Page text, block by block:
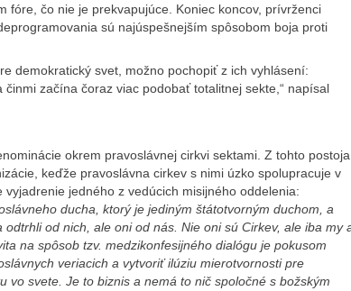
fóre, čo nie je prekvapujúce. Koniec koncov, prívrženci
sú najúspešnejším spôsobom boja proti
demokratický svet, možno pochopiť z ich vyhlásení:
činmi začína čoraz viac podobať totalitnej sekte,“ napísal
okrem pravoslávnej cirkvi sektami. Z tohto postoja
keďže pravoslávna cirkev s nimi úzko spolupracuje v
jedného z vedúcich misijného oddelenia:
ducha, ktorý je jediným štátotvorným duchom, a
od nich, ale oni od nás. Nie oni sú Cirkev, ale iba my
na spôsob tzv. medzikonfesijného dialógu je pokusom
veriacich a vytvoriť ilúziu mierotvornosti pre
vo svete. Je to biznis a nemá to nič spoločné s božským